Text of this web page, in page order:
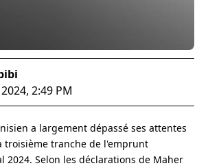
2:49 PM
a largement dépassé ses attentes
troisième tranche de l'emprunt
2024. Selon les déclarations de Maher